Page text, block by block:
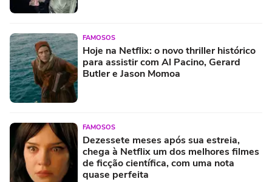
FAMOSOS
Hoje na Netflix: o novo thriller histórico
para assistir com Al Pacino, Gerard
Butler e Jason Momoa
FAMOSOS
Dezessete meses após sua estreia,
chega à Netflix um dos melhores filmes
de ficção científica, com uma nota
quase perfeita